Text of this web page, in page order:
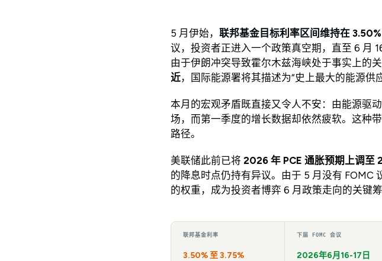
5 月伊始， 联邦基金目标利率区间维持在
议，投资者正进入一个政策真空期，直至 6 月
由于伊朗冲突导致霍尔木兹海峡处于事实上的关
近，国际能源署将其描述为“史上最大的能源供应
本月的宏观矛盾既直接又令人不安：由能源驱
场，而第一季度的增长数据却依然疲软。这种
路径。
美联储此前已将 2026 年 PCE 通胀预期上调至
的降息时点仍持有异议。由于 5 月没有 FOMC
的权重，成为投资者博弈 6 月政策走向的关键筹
联邦基金利率
3.50% 至 3.75%
下届 FOMC 会议
2026年6月16-17日